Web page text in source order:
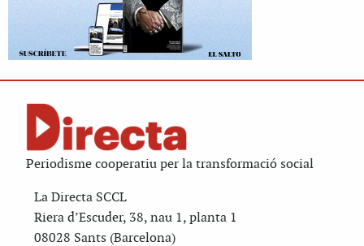
Periodisme cooperatiu per la transformació social
La Directa SCCL
Riera d’Escuder, 38, nau 1, planta 1
08028 Sants (Barcelona)